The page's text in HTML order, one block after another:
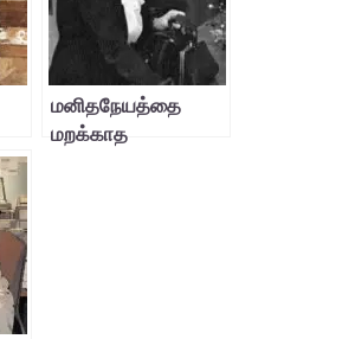
மனிதநேயத்தை
மறக்காத